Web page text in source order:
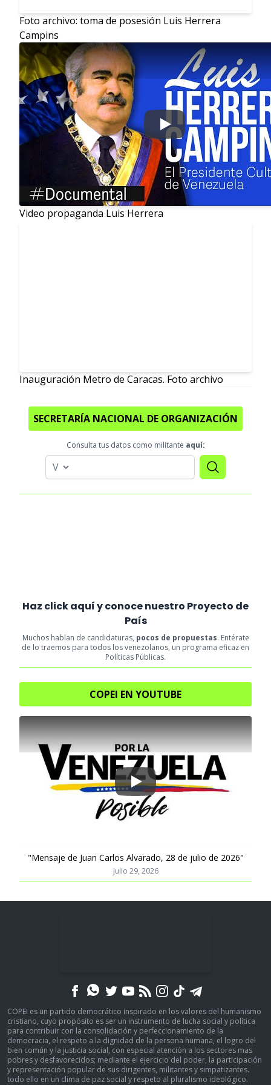
Foto archivo: toma de posesión Luis Herrera
Campins
Play
Video propaganda Luis Herrera
Inauguración Metro de Caracas. Foto archivo
SECRETARÍA NACIONAL DE ORGANIZACIÓN
Consulta tus datos como militante aquí:
Haz click aquí y conoce nuestro Proyecto de
País
Muchos hablan de candidaturas, pocos de propuestas. Entérate
de lo traemos para todos los venezolanos, un programa eficaz en
Políticas Públicas.
COPEI EN YOUTUBE
Play
"Mensaje de Juan Carlos Alvarado, 28 de julio de 2026"
Julio 29, 2026
COPEI es un partido democrático inspirado en los valores del humanismo
cristiano, cuyo propósito es ser un instrumento de lucha social y política
para contribuir con la consolidación y perfeccionamiento de la
democracia, el respeto a la dignidad de la persona humana, el logro del
bien común y la justicia social, con especial atención a los sectores mas
pobres y desfavorecidos; mediante el ejercicio del poder, la participación
y representación popular de sus dirigentes, militantes y simpatizantes.
todo ello en un clima de paz social y respeto al pluralismo ideológico.